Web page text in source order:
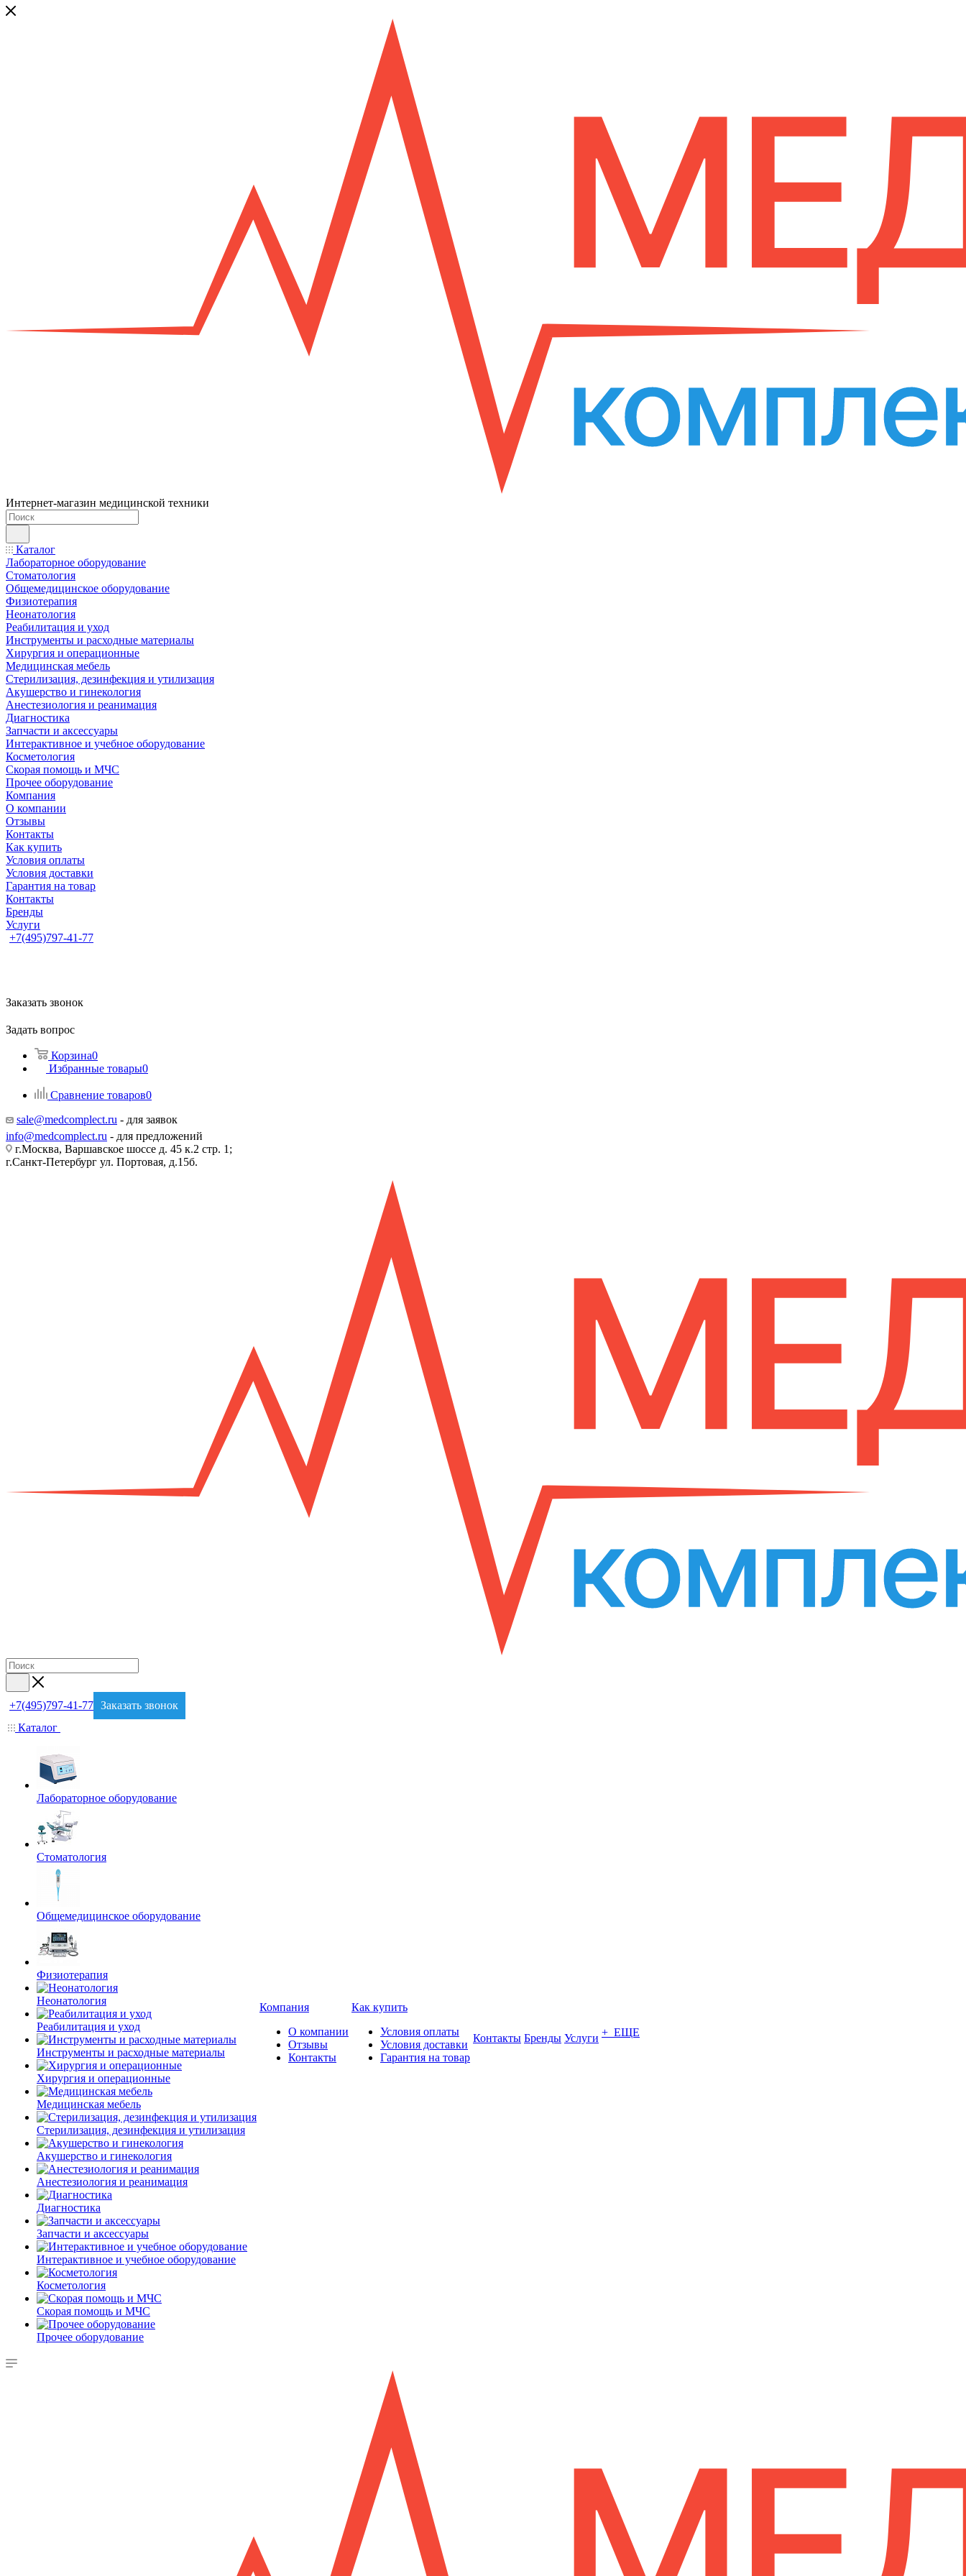
Интернет-магазин медицинской техники
Каталог
Лабораторное оборудование
Стоматология
Общемедицинское оборудование
Физиотерапия
Неонатология
Реабилитация и уход
Инструменты и расходные материалы
Хирургия и операционные
Медицинская мебель
Стерилизация, дезинфекция и утилизация
Акушерство и гинекология
Анестезиология и реанимация
Диагностика
Запчасти и аксессуары
Интерактивное и учебное оборудование
Косметология
Скорая помощь и МЧС
Прочее оборудование
Компания
О компании
Отзывы
Контакты
Как купить
Условия оплаты
Условия доставки
Гарантия на товар
Контакты
Бренды
Услуги
+7(495)797-41-77
Заказать звонок
Задать вопрос
Корзина0
Избранные товары0
Сравнение товаров0
sale@medcomplect.ru - для заявок
info@medcomplect.ru - для предложений
г.Москва, Варшавское шоссе д. 45 к.2 стр. 1;
г.Санкт-Петербург ул. Портовая, д.15б.
+7(495)797-41-77 Заказать звонок
Каталог
Лабораторное оборудование
Стоматология
Общемедицинское оборудование
Физиотерапия
Неонатология
Реабилитация и уход
Инструменты и расходные материалы
Хирургия и операционные
Медицинская мебель
Стерилизация, дезинфекция и утилизация
Акушерство и гинекология
Анестезиология и реанимация
Диагностика
Запчасти и аксессуары
Интерактивное и учебное оборудование
Косметология
Скорая помощь и МЧС
Прочее оборудование
Компания
О компании
Отзывы
Контакты
Как купить
Условия оплаты
Условия доставки
Гарантия на товар
Контакты Бренды Услуги + ЕЩЕ